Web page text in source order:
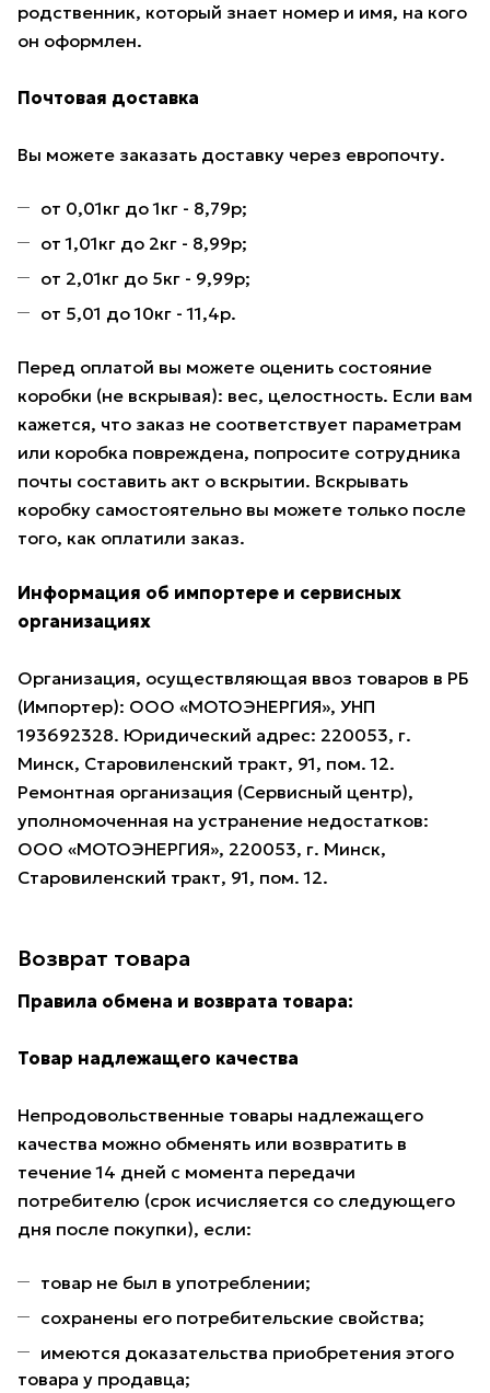
родственник, который знает номер и имя, на кого
он оформлен.
Почтовая доставка
Вы можете заказать доставку через европочту.
от 0,01кг до 1кг - 8,79р;
от 1,01кг до 2кг - 8,99р;
от 2,01кг до 5кг - 9,99р;
от 5,01 до 10кг - 11,4р.
Перед оплатой вы можете оценить состояние
коробки (не вскрывая): вес, целостность. Если вам
кажется, что заказ не соответствует параметрам
или коробка повреждена, попросите сотрудника
почты составить акт о вскрытии. Вскрывать
коробку самостоятельно вы можете только после
того, как оплатили заказ.
Информация об импортере и сервисных
организациях
Организация, осуществляющая ввоз товаров в РБ
(Импортер): ООО «МОТОЭНЕРГИЯ», УНП
193692328. Юридический адрес: 220053, г.
Минск, Старовиленский тракт, 91, пом. 12.
Ремонтная организация (Сервисный центр),
уполномоченная на устранение недостатков:
ООО «МОТОЭНЕРГИЯ», 220053, г. Минск,
Старовиленский тракт, 91, пом. 12.
Возврат товара
Правила обмена и возврата товара:
Товар надлежащего качества
Непродовольственные товары надлежащего
качества можно обменять или возвратить в
течение 14 дней с момента передачи
потребителю (срок исчисляется со следующего
дня после покупки), если:
товар не был в употреблении;
сохранены его потребительские свойства;
имеются доказательства приобретения этого
товара у продавца;